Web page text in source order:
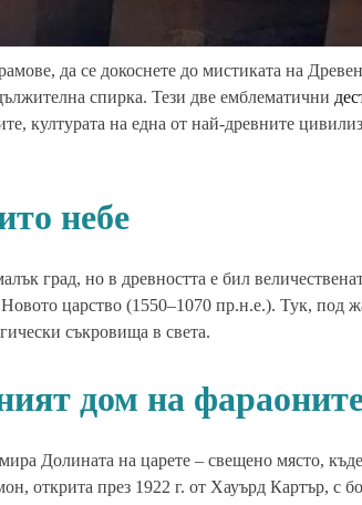
да се докоснете до мистиката на
спирка. Тези две емблематични
културата на една от най-древните
небе
град, но в древността е бил
царство (1550–1070 пр.н.е.). Тук, под
съкровища в света.
дом на
Долината на царете – свещено място,
открита през 1922 г. от Хауърд Картър, с